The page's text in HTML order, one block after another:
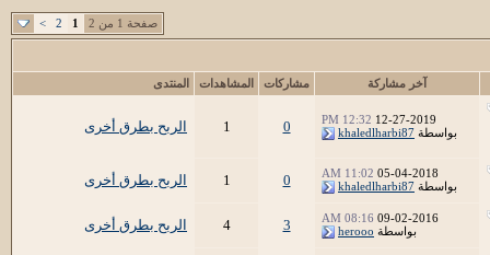
صفحة 1 من 2 1
2
>
آخر مشاركة مشاركات المشاهدات المنتدى
12-27-2019
12:32 PM
بواسطة khaledlharbi87
0
1 الربح بطرق أخرى
05-04-2018
11:02 AM
بواسطة khaledlharbi87
0
1 الربح بطرق أخرى
09-02-2016
08:16 AM
بواسطة herooo
3
4 الربح بطرق أخرى